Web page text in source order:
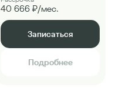
40 666 ₽/мес.
Записаться
Подробнее